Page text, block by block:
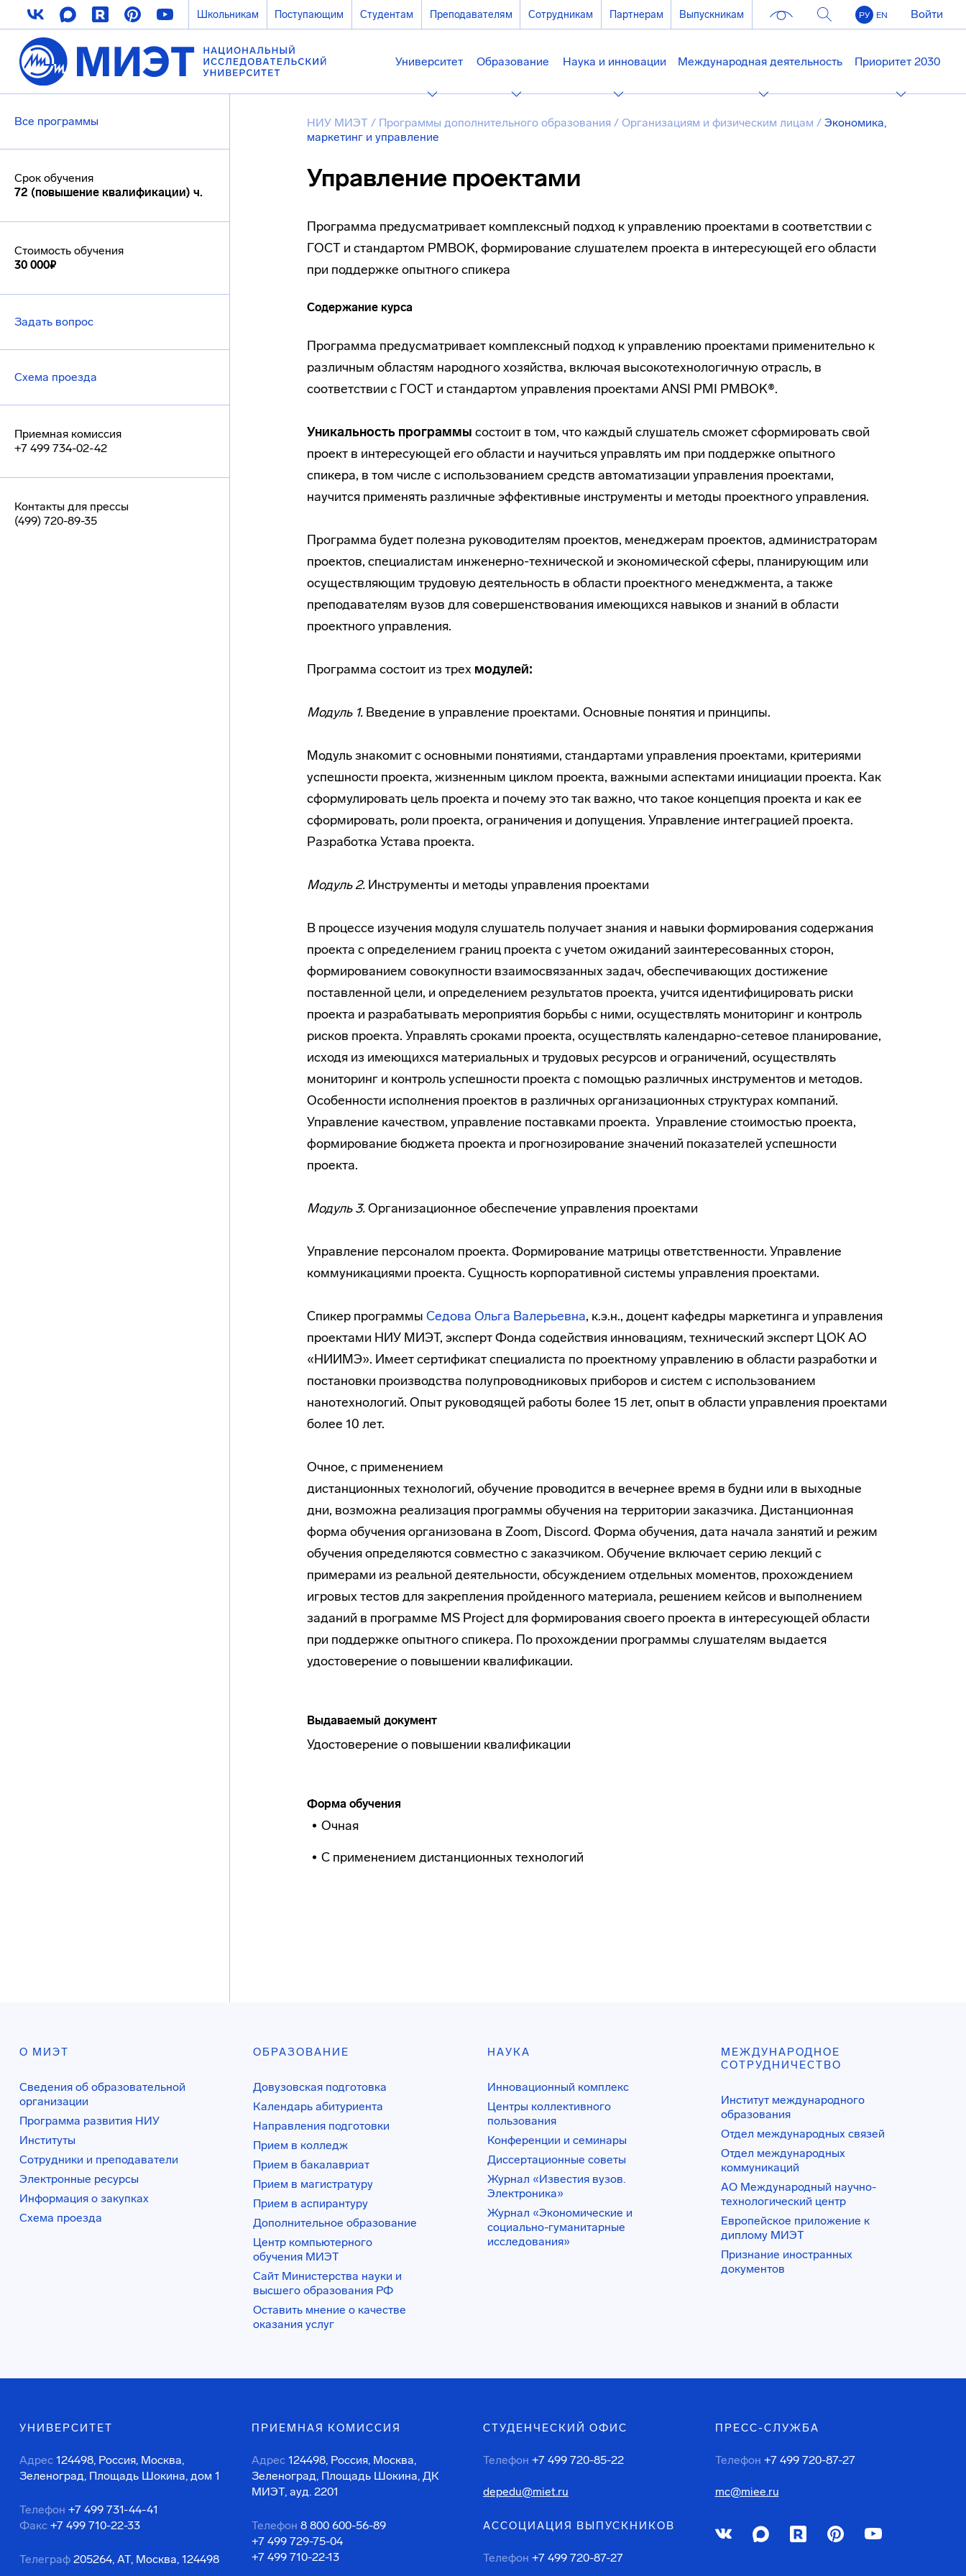
Школьникам Поступающим Студентам Преподавателям Сотрудникам Партнерам Выпускникам РУ EN Войти
Университет Образование Наука и инновации Международная деятельность Приоритет 2030
Все программы
Срок обучения
72 (повышение квалификации) ч.
Стоимость обучения
30 000₽
Задать вопрос
Схема проезда
Приемная комиссия
+7 499 734-02-42
Контакты для прессы
(499) 720-89-35
НИУ МИЭТ / Программы дополнительного образования / Организациям и физическим лицам / Экономика,
маркетинг и управление
Управление проектами
Программа предусматривает комплексный подход к управлению проектами в соответствии с
ГОСТ и стандартом PMBOK, формирование слушателем проекта в интересующей его области
при поддержке опытного спикера
Содержание курса
Программа предусматривает комплексный подход к управлению проектами применительно к
различным областям народного хозяйства, включая высокотехнологичную отрасль, в
соответствии с ГОСТ и стандартом управления проектами ANSI PMI PMBOK®.
Уникальность программы состоит в том, что каждый слушатель сможет сформировать свой
проект в интересующей его области и научиться управлять им при поддержке опытного
спикера, в том числе с использованием средств автоматизации управления проектами,
научится применять различные эффективные инструменты и методы проектного управления.
Программа будет полезна руководителям проектов, менеджерам проектов, администраторам
проектов, специалистам инженерно-технической и экономической сферы, планирующим или
осуществляющим трудовую деятельность в области проектного менеджмента, а также
преподавателям вузов для совершенствования имеющихся навыков и знаний в области
проектного управления.
Программа состоит из трех модулей:
Модуль 1. Введение в управление проектами. Основные понятия и принципы.
Модуль знакомит с основными понятиями, стандартами управления проектами, критериями
успешности проекта, жизненным циклом проекта, важными аспектами инициации проекта. Как
сформулировать цель проекта и почему это так важно, что такое концепция проекта и как ее
сформировать, роли проекта, ограничения и допущения. Управление интеграцией проекта.
Разработка Устава проекта.
Модуль 2. Инструменты и методы управления проектами
В процессе изучения модуля слушатель получает знания и навыки формирования содержания
проекта с определением границ проекта с учетом ожиданий заинтересованных сторон,
формированием совокупности взаимосвязанных задач, обеспечивающих достижение
поставленной цели, и определением результатов проекта, учится идентифицировать риски
проекта и разрабатывать мероприятия борьбы с ними, осуществлять мониторинг и контроль
рисков проекта. Управлять сроками проекта, осуществлять календарно-сетевое планирование,
исходя из имеющихся материальных и трудовых ресурсов и ограничений, осуществлять
мониторинг и контроль успешности проекта с помощью различных инструментов и методов.
Особенности исполнения проектов в различных организационных структурах компаний.
Управление качеством, управление поставками проекта. Управление стоимостью проекта,
формирование бюджета проекта и прогнозирование значений показателей успешности
проекта.
Модуль 3.Организационное обеспечение управления проектами
Управление персоналом проекта. Формирование матрицы ответственности. Управление
коммуникациями проекта. Сущность корпоративной системы управления проектами.
Спикер программы Седова Ольга Валерьевна, к.э.н., доцент кафедры маркетинга и управления
проектами НИУ МИЭТ, эксперт Фонда содействия инновациям, технический эксперт ЦОК АО
«НИИМЭ». Имеет сертификат специалиста по проектному управлению в области разработки и
постановки производства полупроводниковых приборов и систем с использованием
нанотехнологий. Опыт руководящей работы более 15 лет, опыт в области управления проектами
более 10 лет.
Очное, с применением
дистанционных технологий, обучение проводится в вечернее время в будни или в выходные
дни, возможна реализация программы обучения на территории заказчика. Дистанционная
форма обучения организована в Zoom, Discord. Форма обучения, дата начала занятий и режим
обучения определяются совместно с заказчиком. Обучение включает серию лекций с
примерами из реальной деятельности, обсуждением отдельных моментов, прохождением
игровых тестов для закрепления пройденного материала, решением кейсов и выполнением
заданий в программе MS Project для формирования своего проекта в интересующей области
при поддержке опытного спикера. По прохождении программы слушателям выдается
удостоверение о повышении квалификации.
Выдаваемый документ
Удостоверение о повышении квалификации
Форма обучения
Очная
С применением дистанционных технологий
О МИЭТ
Сведения об образовательной
организации
Программа развития НИУ
Институты
Сотрудники и преподаватели
Электронные ресурсы
Информация о закупках
Схема проезда
ОБРАЗОВАНИЕ
Довузовская подготовка
Календарь абитуриента
Направления подготовки
Прием в колледж
Прием в бакалавриат
Прием в магистратуру
Прием в аспирантуру
Дополнительное образование
Центр компьютерного
обучения МИЭТ
Сайт Министерства науки и
высшего образования РФ
Оставить мнение о качестве
оказания услуг
НАУКА
Инновационный комплекс
Центры коллективного
пользования
Конференции и семинары
Диссертационные советы
Журнал «Известия вузов.
Электроника»
Журнал «Экономические и
социально-гуманитарные
исследования»
МЕЖДУНАРОДНОЕ
СОТРУДНИЧЕСТВО
Институт международного
образования
Отдел международных связей
Отдел международных
коммуникаций
АО Международный научно-
технологический центр
Европейское приложение к
диплому МИЭТ
Признание иностранных
документов
УНИВЕРСИТЕТ
Адрес 124498, Россия, Москва,
Зеленоград, Площадь Шокина, дом 1
Телефон +7 499 731-44-41
Факс +7 499 710-22-33
Телеграф 205264, АТ, Москва, 124498
ПРИЕМНАЯ КОМИССИЯ
Адрес 124498, Россия, Москва,
Зеленоград, Площадь Шокина, ДК
МИЭТ, ауд. 2201
Телефон 8 800 600-56-89
+7 499 729-75-04
+7 499 710-22-13
СТУДЕНЧЕСКИЙ ОФИС
Телефон +7 499 720-85-22
depedu@miet.ru
АССОЦИАЦИЯ ВЫПУСКНИКОВ
Телефон +7 499 720-87-27
ПРЕСС-СЛУЖБА
Телефон +7 499 720-87-27
mc@miee.ru